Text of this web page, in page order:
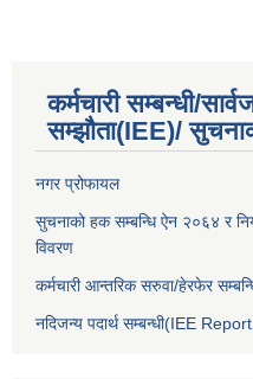
कर्मचारी सम्बन्धी/
सम्झौता(IEE)/
नगर प्रोफायल
सुचनाको हक सम्बन्धि ऐन २०६४ र
विवरण
कर्मचारी आन्तरिक सरुवा/हेरफेर
नदिजन्य पदार्थ सम्बन्धी(IEE